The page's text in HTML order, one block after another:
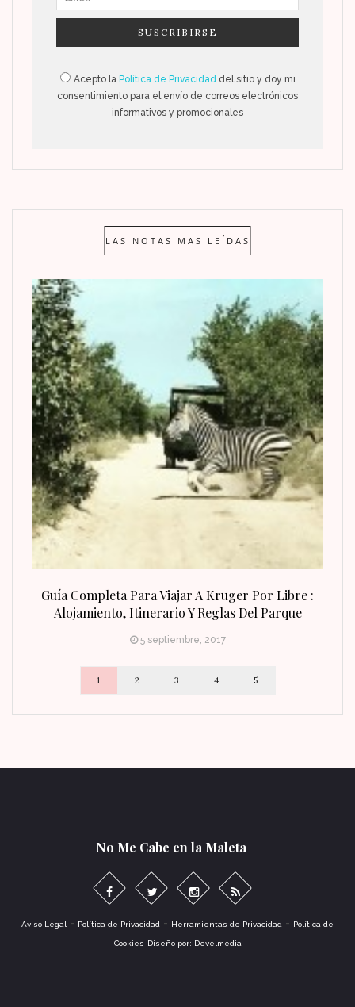
Acepto la Política de Privacidad del sitio y doy mi
consentimiento para el envío de correos electrónicos
informativos y promocionales
LAS NOTAS MAS LEÍDAS
Guía Completa Para Viajar A Kruger Por Libre :
Alojamiento, Itinerario Y Reglas Del Parque
5 septiembre, 2017
1 2 3 4 5
No Me Cabe en la Maleta
Aviso Legal - Política de Privacidad - Herramientas de Privacidad - Política de
Cookies Diseño por: Develmedia